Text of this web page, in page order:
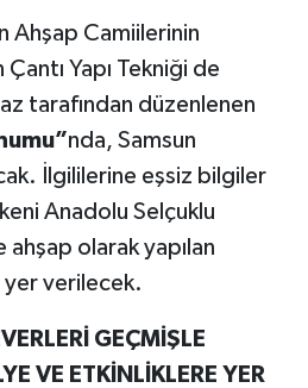
Ahşap Camiilerinin
Yapı Tekniği de
tarafından düzenlenen
nda, Samsun
İlgililerine eşsiz bilgiler
Anadolu Selçuklu
ahşap olarak yapılan
yer verilecek.
GEÇMİŞLE
VE ETKİNLİKLERE YER